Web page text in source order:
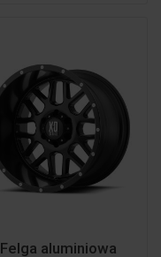
Felga aluminiowa